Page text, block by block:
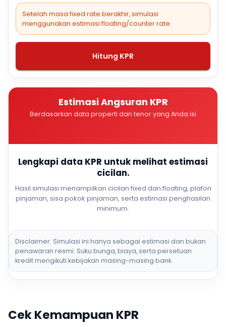
Setelah masa fixed rate berakhir, simulasi
menggunakan estimasi floating/counter rate.
Hitung KPR
Estimasi Angsuran KPR
Berdasarkan data properti dan tenor yang Anda isi
Lengkapi data KPR untuk melihat estimasi
cicilan.
Hasil simulasi menampilkan cicilan fixed dan floating, plafon
pinjaman, sisa pokok pinjaman, serta estimasi penghasilan
minimum.
Disclaimer: Simulasi ini hanya sebagai estimasi dan bukan
penawaran resmi. Suku bunga, biaya, serta persetuan
kredit mengikuti kebijakan masing-masing bank.
Cek Kemampuan KPR